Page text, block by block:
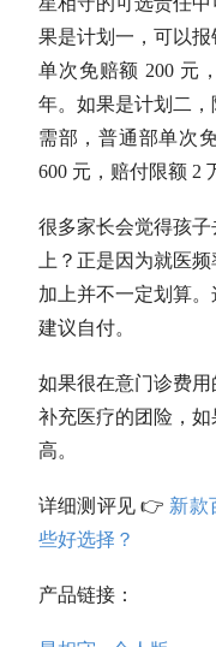
果是计划一，可以报
单次免赔额 200 元
年。如果是计划二
需部，普通部单次
600 元，赔付限额 2
很多家长会觉得孩
上？正是因为就医频
加上并不一定划算
建议自付。
如果很在意门诊费
补充医疗的团险，
高。
详细测评见 👉 新款
些好选择？
产品链接：